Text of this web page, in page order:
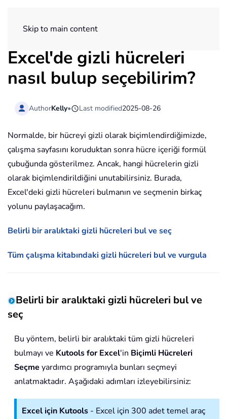
Skip to main content
Excel'de gizli hücreleri
nasıl bulup seçebilirim?
AuthorKelly• Last modified2025-08-26
Normalde, bir hücreyi gizli olarak biçimlendirdiğimizde,
çalışma sayfasını koruduktan sonra hücre içeriği formül
çubuğunda gösterilmez. Ancak, hangi hücrelerin gizli
olarak biçimlendirildiğini unutabilirsiniz. Burada,
Excel'deki gizli hücreleri bulmanın ve seçmenin birkaç
yolunu paylaşacağım.
Belirli bir aralıktaki gizli hücreleri bul ve seç
Tüm çalışma kitabındaki gizli hücreleri bul ve vurgula
Belirli bir aralıktaki gizli hücreleri bul ve
seç
Bu yöntem, belirli bir aralıktaki tüm gizli hücreleri
bulmayı ve Kutools for Excel'in Biçimli Hücreleri
Seçme yardımcı programıyla bunları seçmeyi
anlatmaktadır. Aşağıdaki adımları izleyebilirsiniz:
Excel için Kutools - Excel için 300 adet temel araç